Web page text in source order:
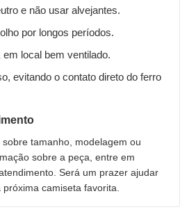
e não usar alvejantes.
por longos períodos.
local bem ventilado.
evitando o contato direto do ferro
tamanho, modelagem ou
sobre a peça, entre em
Será um prazer ajudar
camiseta favorita.